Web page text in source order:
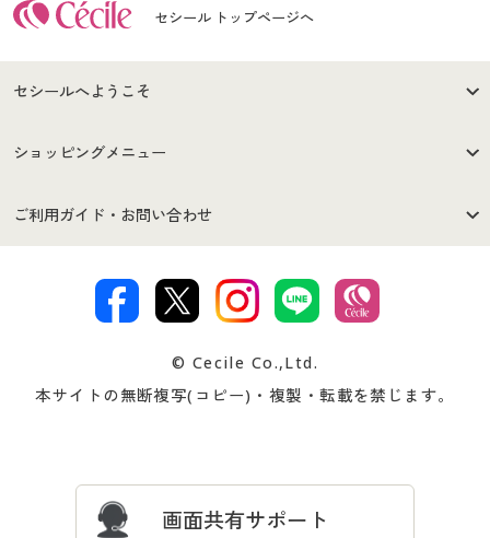
セシール トップページへ
セシールへようこそ
はじめての方へ
セシールご利用規約
著作権・商標について 会社案内
ショッピングメニュー
商品カテゴリ
プレゼント＆キャンペーン サイトマップ
ご利用ガイド・お問い合わせ
交換・返品は お支払は
ついて
忘れの場合
© Cecile Co.,Ltd.
本サイトの無断複写(コピー)・複製・転載を禁じます。
画面共有サポート